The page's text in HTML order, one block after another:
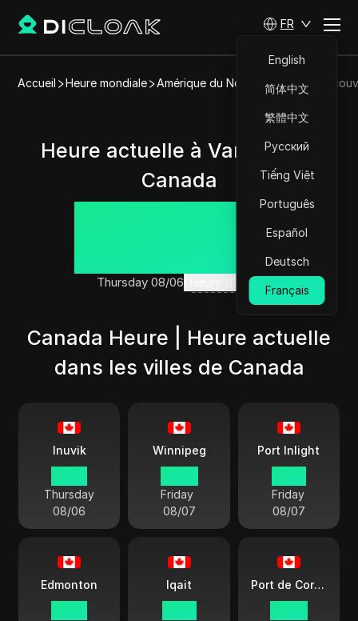
FR
English
简体中文
繁體中文
Русский
Tiếng Việt
Português
Español
Deutsch
Français
Accueil Heure mondiale Amérique du Nord Canada
Heure actuelle à Vancouver,
Canada
22:50:03
Thursday 08/06 (Heure d'été)
Canada Heure | Heure actuelle
dans les villes de Canada
Inuvik
Thursday
08/06
Winnipeg
Friday
08/07
Port Inlight
Friday
08/07
Edmonton Iqait Port de Corail